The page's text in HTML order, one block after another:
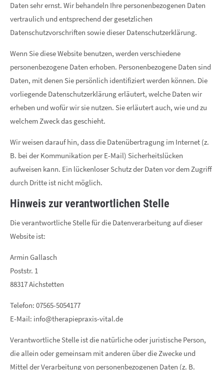
Daten sehr ernst. Wir behandeln Ihre personenbezogenen Daten
vertraulich und entsprechend der gesetzlichen
Datenschutzvorschriften sowie dieser Datenschutzerklärung.
Wenn Sie diese Website benutzen, werden verschiedene
personenbezogene Daten erhoben. Personenbezogene Daten sind
Daten, mit denen Sie persönlich identifiziert werden können. Die
vorliegende Datenschutzerklärung erläutert, welche Daten wir
erheben und wofür wir sie nutzen. Sie erläutert auch, wie und zu
welchem Zweck das geschieht.
Wir weisen darauf hin, dass die Datenübertragung im Internet (z.
B. bei der Kommunikation per E-Mail) Sicherheitslücken
aufweisen kann. Ein lückenloser Schutz der Daten vor dem Zugriff
durch Dritte ist nicht möglich.
Hinweis zur verantwortlichen Stelle
Die verantwortliche Stelle für die Datenverarbeitung auf dieser
Website ist:
Armin Gallasch
Poststr. 1
88317 Aichstetten
Telefon: 07565-5054177
E-Mail: info@therapiepraxis-vital.de
Verantwortliche Stelle ist die natürliche oder juristische Person,
die allein oder gemeinsam mit anderen über die Zwecke und
Mittel der Verarbeitung von personenbezogenen Daten (z. B.